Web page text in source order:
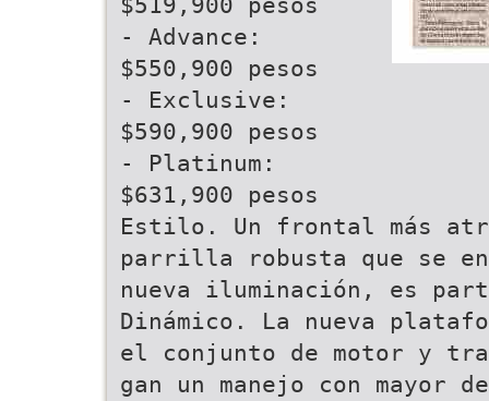
- Advance:
$550,900 pesos
- Exclusive:
$590,900 pesos
- Platinum:
$631,900 pesos
Estilo. Un frontal más
parrilla robusta que se
nueva iluminación, es
Dinámico. La nueva
el conjunto de motor y
gan un manejo con mayor